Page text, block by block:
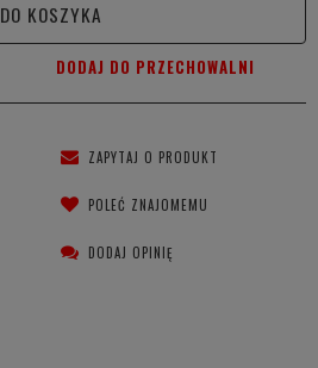
DO KOSZYKA
DODAJ DO PRZECHOWALNI
ZAPYTAJ O PRODUKT
POLEĆ ZNAJOMEMU
DODAJ OPINIĘ